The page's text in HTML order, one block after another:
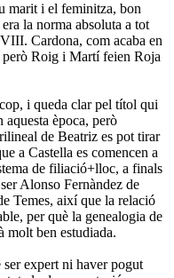
marit i el feminitza, bon
la norma absoluta a tot
Cardona, com acaba en
Roig i Martí feien Roja
i queda clar pel títol qui
aquesta època, però
de Beatriz es pot tirar
a Castella es comencen a
de filiació+lloc, a finals
Alonso Fernàndez de
Temes, així que la relació
per què la genealogia de
molt ben estudiada.
expert ni haver pogut